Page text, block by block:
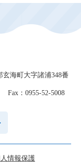
玄海町大字諸浦348番
Fax：0955-52-5008
情報保護